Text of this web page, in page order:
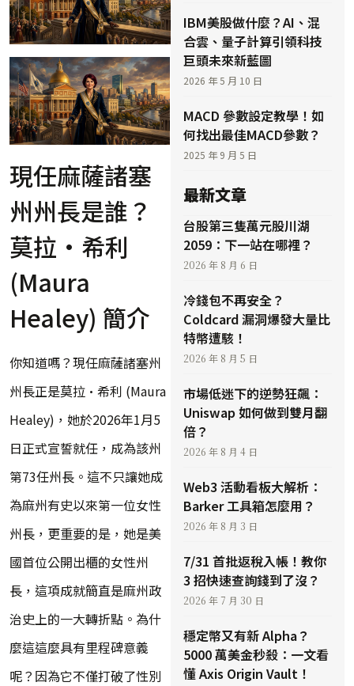
現任麻薩諸塞
州州長是誰？
莫拉·希利
(Maura
Healey) 簡介
你知道嗎？現任麻薩諸塞州
州長正是莫拉·希利 (Maura
Healey)，她於2026年1月5
日正式宣誓就任，成為該州
第73任州長。這不只讓她成
為麻州有史以來第一位女性
州長，更重要的是，她是美
國首位公開出櫃的女性州
長，這項成就簡直是麻州政
治史上的一大轉折點。為什
麼這這麼具有里程碑意義
呢？因為它不僅打破了性別
IBM美股做什麼？AI、混
合雲、量子計算引領科技
巨頭未來新藍圖
2026 年 5 月 10 日
MACD 參數設定教學！如
何找出最佳MACD參數？
2025 年 9 月 5 日
最新文章
台股第三隻萬元股川湖
2059：下一站在哪裡？
2026 年 8 月 6 日
冷錢包不再安全？
Coldcard 漏洞爆發大量比
特幣遭駭！
2026 年 8 月 5 日
市場低迷下的逆勢狂飆：
Uniswap 如何做到雙月翻
倍？
2026 年 8 月 4 日
Web3 活動看板大解析：
Barker 工具箱怎麼用？
2026 年 8 月 3 日
7/31 首批返稅入帳！教你
3 招快速查詢錢到了沒？
2026 年 7 月 30 日
穩定幣又有新 Alpha？
5000 萬美金秒殺：一文看
懂 Axis Origin Vault！